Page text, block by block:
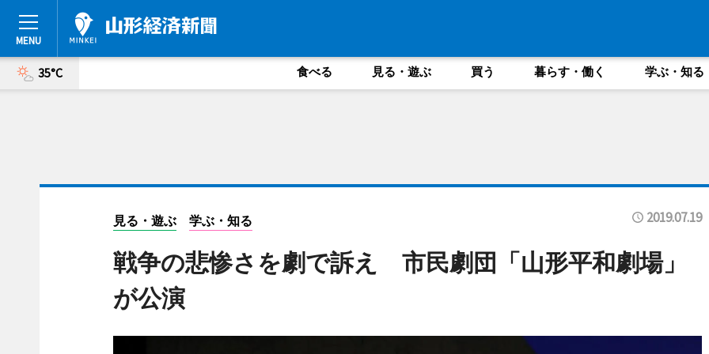
35°C 食べる 見る・遊ぶ 買う 暮らす・働く 学ぶ・知る
見る・遊ぶ 学ぶ・知る 2019.07.19
戦争の悲惨さを劇で訴え 市民劇団「山形平和劇場」
が公演